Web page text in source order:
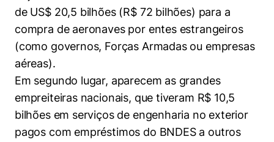
de US$ 20,5 bilhões (R$ 72 bilhões) para a
compra de aeronaves por entes estrangeiros
(como governos, Forças Armadas ou empresas
aéreas).
Em segundo lugar, aparecem as grandes
empreiteiras nacionais, que tiveram R$ 10,5
bilhões em serviços de engenharia no exterior
pagos com empréstimos do BNDES a outros